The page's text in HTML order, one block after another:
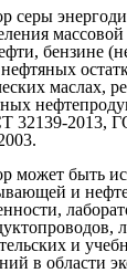
серы
бензине
маслах,
32139-2013,
может быть
и
и
в области